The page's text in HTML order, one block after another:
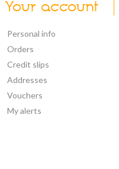
Your account
Personal info
Orders
Credit slips
Addresses
Vouchers
My alerts